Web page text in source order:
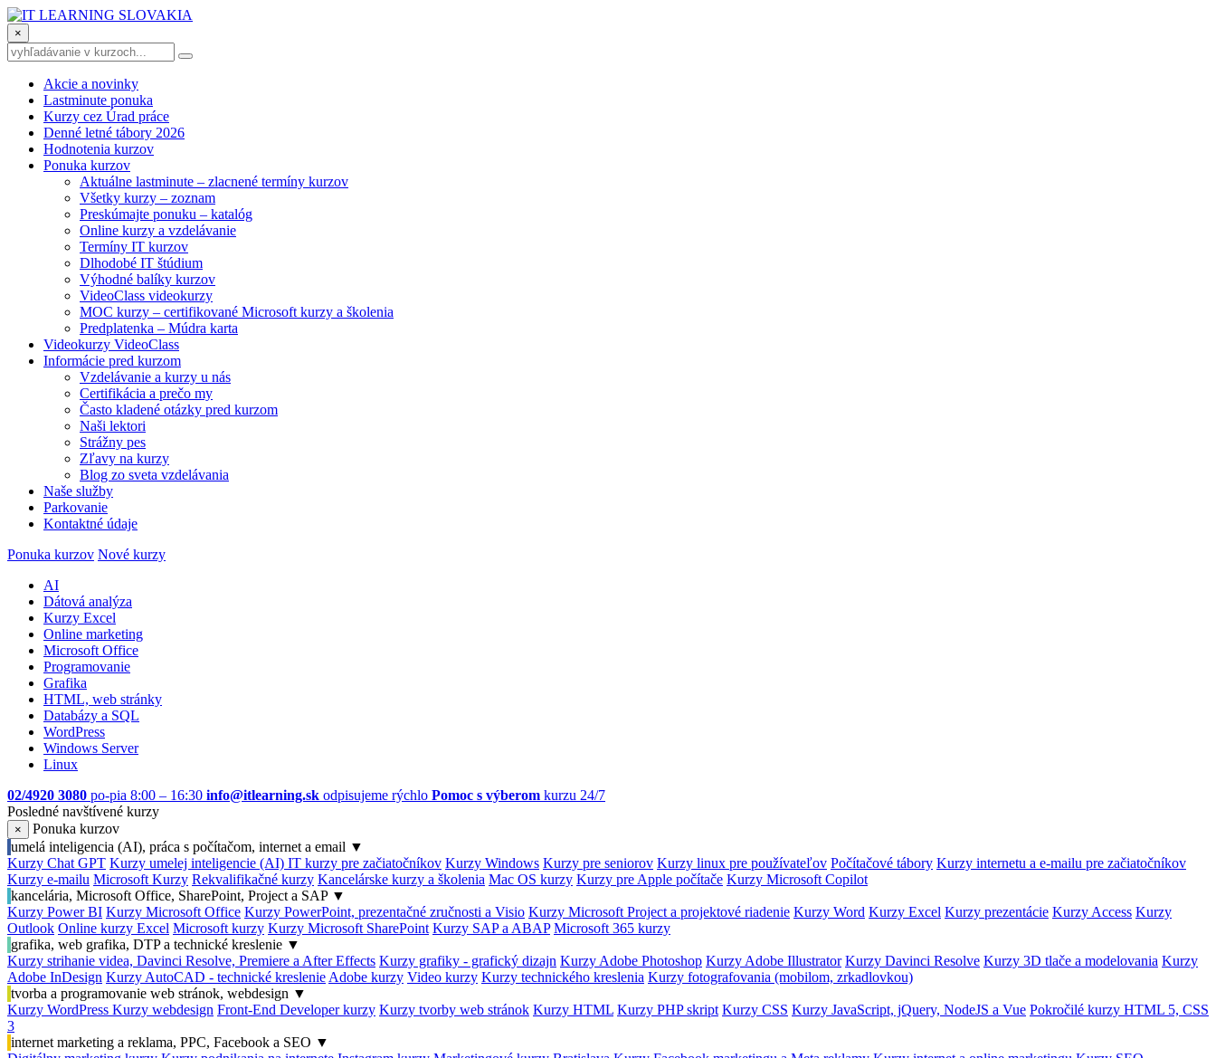
×
Akcie a novinky
Lastminute ponuka
Kurzy cez Úrad práce
Denné letné tábory 2026
Hodnotenia kurzov
Ponuka kurzov
Aktuálne lastminute – zlacnené termíny kurzov
Všetky kurzy – zoznam
Preskúmajte ponuku – katalóg
Online kurzy a vzdelávanie
Termíny IT kurzov
Dlhodobé IT štúdium
Výhodné balíky kurzov
VideoClass videokurzy
MOC kurzy – certifikované Microsoft kurzy a školenia
Predplatenka – Múdra karta
Videokurzy VideoClass
Informácie pred kurzom
Vzdelávanie a kurzy u nás
Certifikácia a prečo my
Často kladené otázky pred kurzom
Naši lektori
Strážny pes
Zľavy na kurzy
Blog zo sveta vzdelávania
Naše služby
Parkovanie
Kontaktné údaje
Ponuka kurzov Nové kurzy
AI
Dátová analýza
Kurzy Excel
Online marketing
Microsoft Office
Programovanie
Grafika
HTML, web stránky
Databázy a SQL
WordPress
Windows Server
Linux
02/4920 3080 po-pia 8:00 – 16:30 info@itlearning.sk odpisujeme rýchlo Pomoc s výberom kurzu 24/7
Posledné navštívené kurzy
×
Ponuka kurzov
umelá inteligencia (AI), práca s počítačom, internet a email ▼
Kurzy Chat GPT Kurzy umelej inteligencie (AI) IT kurzy pre začiatočníkov Kurzy Windows Kurzy pre seniorov Kurzy linux pre používateľov Počítačové tábory Kurzy internetu a e-mailu pre začiatočníkov
Kurzy e-mailu Microsoft Kurzy Rekvalifikačné kurzy Kancelárske kurzy a školenia Mac OS kurzy Kurzy pre Apple počítače Kurzy Microsoft Copilot
kancelária, Microsoft Office, SharePoint, Project a SAP ▼
Kurzy Power BI Kurzy Microsoft Office Kurzy PowerPoint, prezentačné zručnosti a Visio Kurzy Microsoft Project a projektové riadenie Kurzy Word Kurzy Excel Kurzy prezentácie Kurzy Access Kurzy
Outlook Online kurzy Excel Microsoft kurzy Kurzy Microsoft SharePoint Kurzy SAP a ABAP Microsoft 365 kurzy
grafika, web grafika, DTP a technické kreslenie ▼
Kurzy strihanie videa, Davinci Resolve, Premiere a After Effects Kurzy grafiky - grafický dizajn Kurzy Adobe Photoshop Kurzy Adobe Illustrator Kurzy Davinci Resolve Kurzy 3D tlače a modelovania Kurzy
Adobe InDesign Kurzy AutoCAD - technické kreslenie Adobe kurzy Video kurzy Kurzy technického kreslenia Kurzy fotografovania (mobilom, zrkadlovkou)
tvorba a programovanie web stránok, webdesign ▼
Kurzy WordPress Kurzy webdesign Front-End Developer kurzy Kurzy tvorby web stránok Kurzy HTML Kurzy PHP skript Kurzy CSS Kurzy JavaScript, jQuery, NodeJS a Vue Pokročilé kurzy HTML 5, CSS
3
internet marketing a reklama, PPC, Facebook a SEO ▼